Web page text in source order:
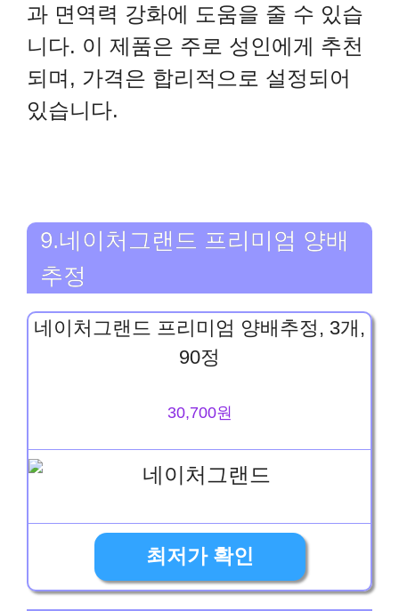
과 면역력 강화에 도움을 줄 수 있습
니다. 이 제품은 주로 성인에게 추천
되며, 가격은 합리적으로 설정되어
있습니다.
9.네이처그랜드 프리미엄 양배
추정
네이처그랜드 프리미엄 양배추정, 3개,
90정
30,700원
최저가 확인